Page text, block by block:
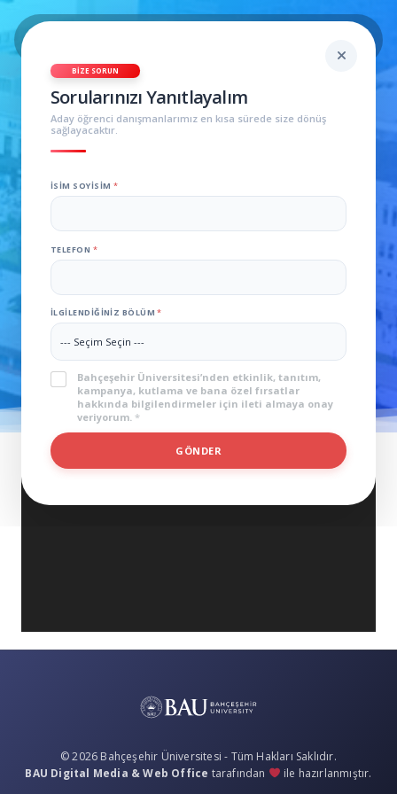
BIZE SORUN
Sorularınızı Yanıtlayalım
Aday öğrenci danışmanlarımız en kısa sürede size dönüş
sağlayacaktır.
İSIM SOYISIM *
TELEFON *
İLGILENDIĞINIZ BÖLÜM*
KVKK*
Bahçeşehir Üniversitesi’nden etkinlik, tanıtım,
kampanya, kutlama ve bana özel fırsatlar
hakkında bilgilendirmeler için ileti almaya onay
veriyorum. *
*
GÖNDER
İktisadi, İdari ve Sosyal
Bilimler Fakültesi 360
Virtual Tour
© 2026 Bahçeşehir Üniversitesi - Tüm Hakları Saklıdır.
BAU Digital Media & Web Office tarafından ile hazırlanmıştır.